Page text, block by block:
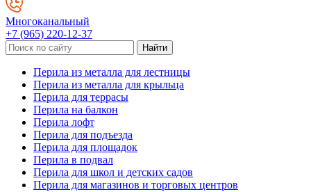
Многоканальный
+7 (965) 220-12-37
Перила из металла для лестницы
Перила из металла для крыльца
Перила для террасы
Перила на балкон
Перила лофт
Перила для подъезда
Перила для площадок
Перила в подвал
Перила для школ и детских садов
Перила для магазинов и торговых центров